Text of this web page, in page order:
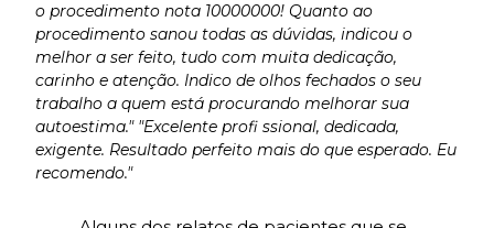
o procedimento nota 10000000! Quanto ao
procedimento sanou todas as dúvidas, indicou o
melhor a ser feito, tudo com muita dedicação,
carinho e atenção. Indico de olhos fechados o seu
trabalho a quem está procurando melhorar sua
autoestima." "Excelente profi ssional, dedicada,
exigente. Resultado perfeito mais do que esperado. Eu
recomendo."